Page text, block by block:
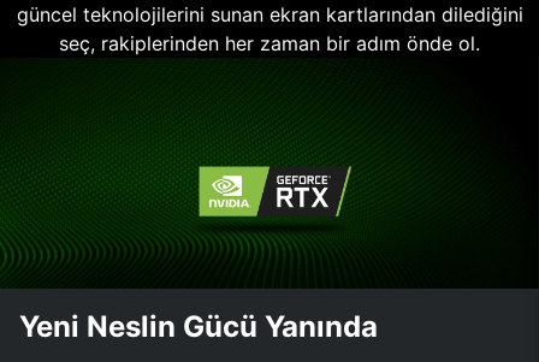
güncel teknolojilerini sunan ekran kartlarından dilediğini
seç, rakiplerinden her zaman bir adım önde ol.
Yeni Neslin Gücü Yanında